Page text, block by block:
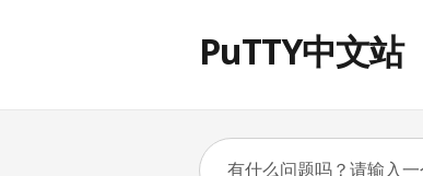
PuTTY中文站